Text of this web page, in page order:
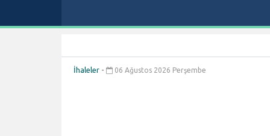
İhaleler - 06 Ağustos 2026 Perşembe